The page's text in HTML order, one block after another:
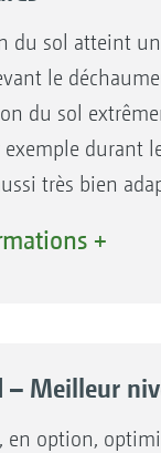
du sol atteint
le
du sol
exemple durant
très bien
au sens
la largeur de
+
– Meilleur
en option,